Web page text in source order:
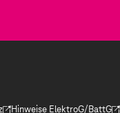
Hinweise ElektroG/BattG